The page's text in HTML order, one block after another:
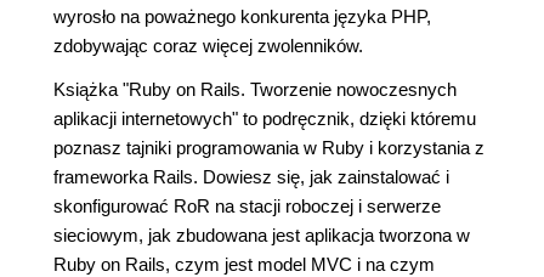
wyrosło na poważnego konkurenta języka PHP,
zdobywając coraz więcej zwolenników.
Książka "Ruby on Rails. Tworzenie nowoczesnych
aplikacji internetowych" to podręcznik, dzięki któremu
poznasz tajniki programowania w Ruby i korzystania z
frameworka Rails. Dowiesz się, jak zainstalować i
skonfigurować RoR na stacji roboczej i serwerze
sieciowym, jak zbudowana jest aplikacja tworzona w
Ruby on Rails, czym jest model MVC i na czym